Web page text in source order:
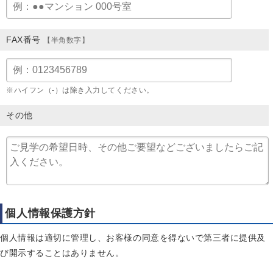
FAX番号 【半角数字】
※ハイフン（-）は除き入力してください。
その他
個人情報保護方針
個人情報は適切に管理し、お客様の同意を得ないで第三者に提供及
び開示することはありません。